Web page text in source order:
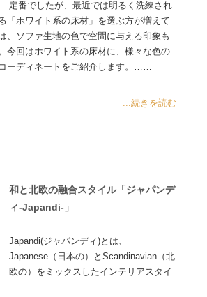
定番でしたが、最近では明るく洗練され
「ホワイト系の床材」を選ぶ方が増えて
、ソファ生地の色で空間に与える印象も
今回はホワイト系の床材に、様々な色の
ーディネートをご紹介します。……
...続きを読む
和と北欧の融合スタイル「ジャパンデ
ィ-Japandi-」
Japandi(ジャパンディ)とは、
Japanese（日本の）とScandinavian（北
欧の）をミックスしたインテリアスタイ